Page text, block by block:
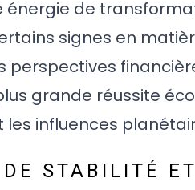
énergie de
signes en
perspectives
grande réussite
influences
STABILITÉ